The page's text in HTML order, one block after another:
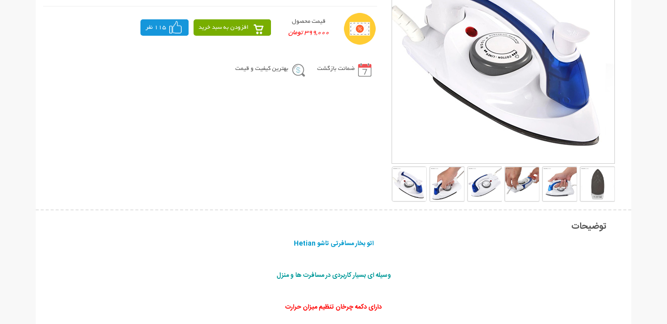
قیمت محصول
399,000 تومان
افزودن به سبد خرید 115 نفر
ضمانت بازگشت بهترین کیفیت و قیمت
توضیحات
اتو بخار مسافرتی تاشو Hetian
وسیله ای بسیار کاربردی در مسافرت ها و منزل
دارای دکمه چرخان تنظیم میزان حرارت